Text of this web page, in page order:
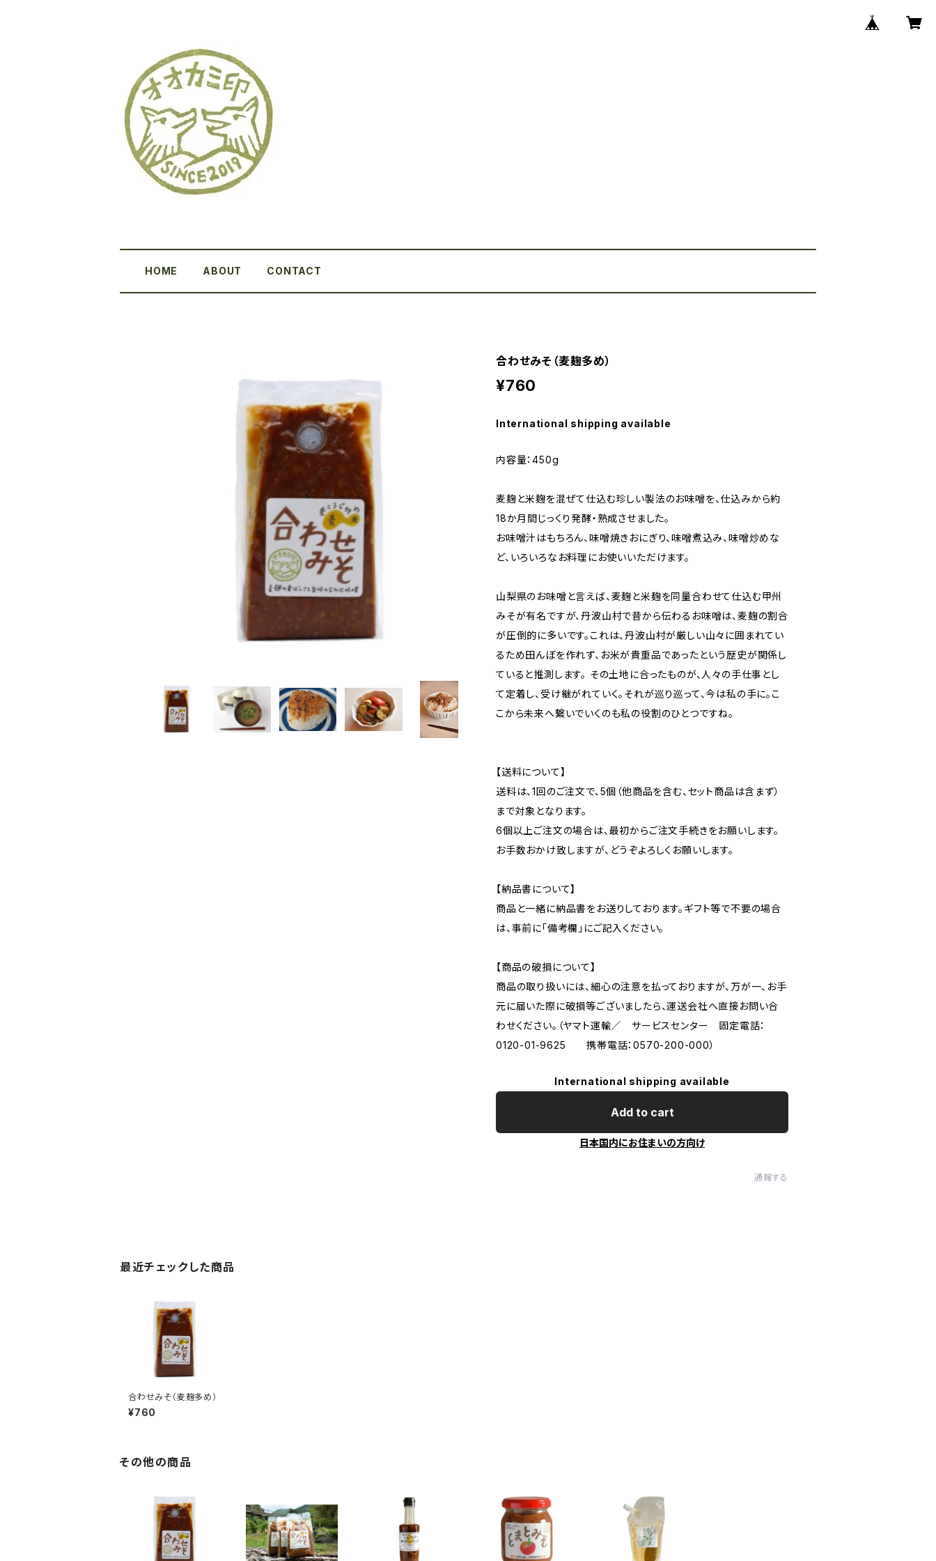
HOME ABOUT CONTACT
合わせみそ（麦麹多め）
¥760
International shipping available
内容量：450g
麦麹と米麹を混ぜて仕込む珍しい製法のお味噌を、仕込みから約
18か月間じっくり発酵・熟成させました。
お味噌汁はもちろん、味噌焼きおにぎり、味噌煮込み、味噌炒めな
ど、いろいろなお料理にお使いいただけます。
山梨県のお味噌と言えば、麦麹と米麹を同量合わせて仕込む甲州
みそが有名ですが、丹波山村で昔から伝わるお味噌は、麦麹の割合
が圧倒的に多いです。これは、丹波山村が厳しい山々に囲まれてい
るため田んぼを作れず、お米が貴重品であったという歴史が関係し
ていると推測します。 その土地に合ったものが、人々の手仕事とし
て定着し、受け継がれていく。それが巡り巡って、今は私の手に。こ
こから未来へ繋いでいくのも私の役割のひとつですね。
【送料について】
送料は、1回のご注文で、5個（他商品を含む、セット商品は含まず）
まで対象となります。
6個以上ご注文の場合は、最初からご注文手続きをお願いします。
お手数おかけ致しますが、どうぞよろしくお願いします。
【納品書について】
商品と一緒に納品書をお送りしております。ギフト等で不要の場合
は、事前に「備考欄」にご記入ください。
【商品の破損について】
商品の取り扱いには、細心の注意を払っておりますが、万が一、お手
元に届いた際に破損等ございましたら、運送会社へ直接お問い合
わせください。（ヤマト運輸／ サービスセンター 固定電話：
0120-01-9625 携帯電話：0570-200-000）
International shipping available
Add to cart
日本国内にお住まいの方向け
通報する
最近チェックした商品
合わせみそ（麦麹多め）
¥760
その他の商品